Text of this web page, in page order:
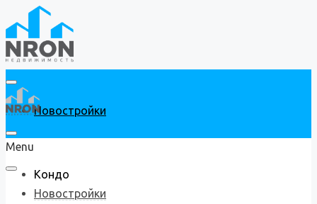
Новостройки
Кондо
Menu
Новостройки